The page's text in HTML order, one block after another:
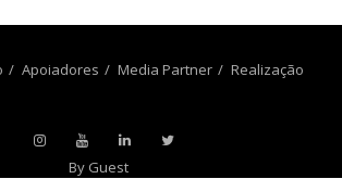
Apoiadores Media Partner Realização
By Guest